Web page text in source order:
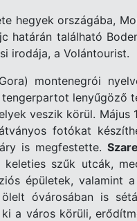
hegyek országába,
határán található
irodája, a Volántourist.
montenegrói
lenyűgöző
veszik körül.
fotókat
is megfestette.
szűk utcák,
épületek, valamint
óvárosában is
a város körüli,